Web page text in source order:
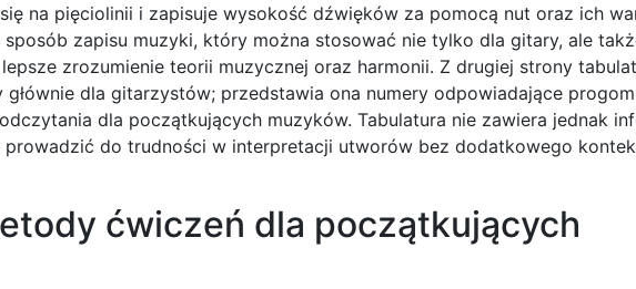
na pięciolinii i zapisuje wysokość dźwięków za pomocą nut oraz ich
zapisu muzyki, który można stosować nie tylko dla gitary, ale
zrozumienie teorii muzycznej oraz harmonii. Z drugiej strony
dla gitarzystów; przedstawia ona numery odpowiadające
dla początkujących muzyków. Tabulatura nie zawiera jednak
prowadzić do trudności w interpretacji utworów bez dodatkowego
ćwiczeń dla początkujących